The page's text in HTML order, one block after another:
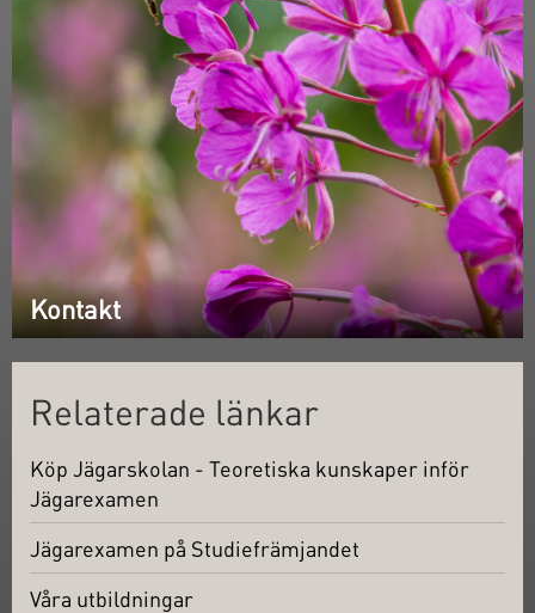
Kontakt
Relaterade länkar
Köp Jägarskolan - Teoretiska kunskaper inför
Jägarexamen
Jägarexamen på Studiefrämjandet
Våra utbildningar